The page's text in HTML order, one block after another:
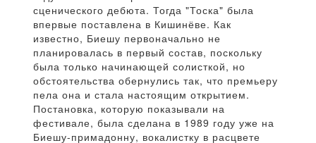
сценического дебюта. Тогда "Тоска" была
впервые поставлена в Кишинёве. Как
известно, Биешу первоначально не
планировалась в первый состав, поскольку
была только начинающей солисткой, но
обстоятельства обернулись так, что премьеру
пела она и стала настоящим открытием.
Постановка, которую показывали на
фестивале, была сделана в 1989 году уже на
Биешу-примадонну, вокалистку в расцвете